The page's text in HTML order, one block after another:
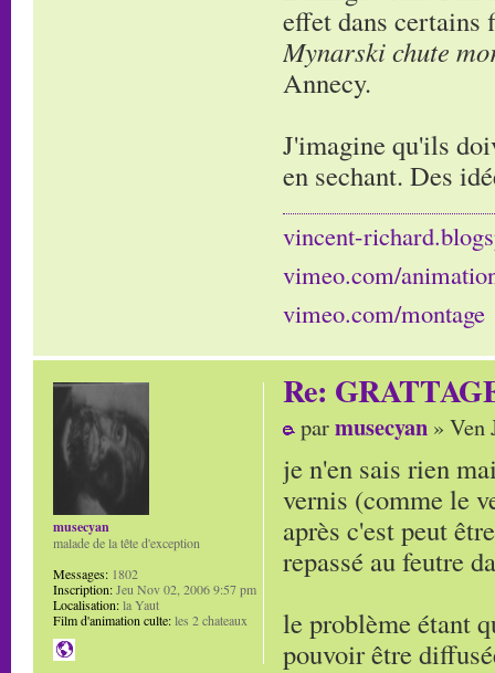
effet dans
Mynarski chute
Annecy.
J'imagine qu'ils
en sechant. Des
vincent-
vimeo.com/
vimeo.com/montage
Re:
parmusecyan » Ven
je n'en sais rien
vernis (comme le
après c'est peut
repassé au feutre
le problème étant
pouvoir être
musecyan
malade de la tête d'exception
Messages: 1802
Inscription:Jeu Nov 02, 2006 9:57 pm
Localisation:la Yaut
Film d'animation culte:les 2 chateaux